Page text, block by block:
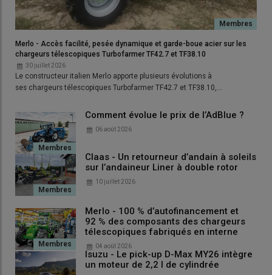
Merlo - Accès facilité, pesée dynamique et garde-boue acier sur les
chargeurs télescopiques Turbofarmer TF42.7 et TF38.10
30 juillet 2026
Le constructeur italien Merlo apporte plusieurs évolutions à
ses chargeurs télescopiques Turbofarmer TF42.7 et TF38.10,…
Comment évolue le prix de l’AdBlue ?
06 août 2026
Claas - Un retourneur d’andain à soleils
sur l’andaineur Liner à double rotor
10 juillet 2026
Merlo - 100 % d’autofinancement et
92 % des composants des chargeurs
télescopiques fabriqués en interne
04 août 2026
Isuzu - Le pick-up D-Max MY26 intègre
un moteur de 2,2 l de cylindrée